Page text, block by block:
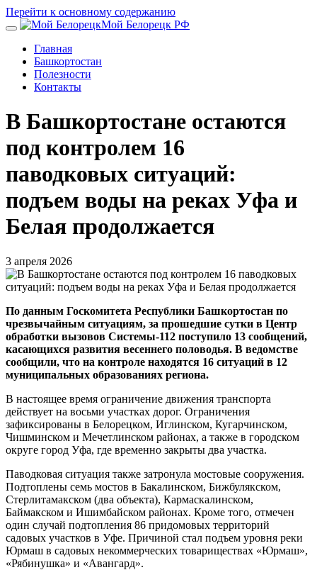
Перейти к основному содержанию
Мой Белорецк РФ
Главная
Башкортостан
Полезности
Контакты
В Башкортостане остаются
под контролем 16
паводковых ситуаций:
подъем воды на реках Уфа и
Белая продолжается
3 апреля 2026
По данным Госкомитета Республики Башкортостан по
чрезвычайным ситуациям, за прошедшие сутки в Центр
обработки вызовов Системы-112 поступило 13 сообщений,
касающихся развития весеннего половодья. В ведомстве
сообщили, что на контроле находятся 16 ситуаций в 12
муниципальных образованиях региона.
В настоящее время ограничение движения транспорта
действует на восьми участках дорог. Ограничения
зафиксированы в Белорецком, Иглинском, Кугарчинском,
Чишминском и Мечетлинском районах, а также в городском
округе город Уфа, где временно закрыты два участка.
Паводковая ситуация также затронула мостовые сооружения.
Подтоплены семь мостов в Бакалинском, Бижбулякском,
Стерлитамакском (два объекта), Кармаскалинском,
Баймакском и Ишимбайском районах. Кроме того, отмечен
один случай подтопления 86 придомовых территорий
садовых участков в Уфе. Причиной стал подъем уровня реки
Юрмаш в садовых некоммерческих товариществах «Юрмаш»,
«Рябинушка» и «Авангард».